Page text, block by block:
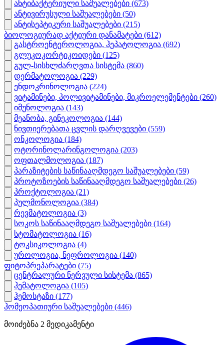
ანტიბაქტერიული საშუალებები (673)
ანტივირუსული საშუალებები (50)
ანტისეპტიკური საშუალებები (215)
ბიოლოგიურად აქტიური დანამატები (612)
გასტროენტეროლოგია, ჰეპატოლოგია (692)
გლუკოკორტიკოიდები (125)
გულ-სისხლძარღვთა სისტემა (860)
დერმატოლოგია (229)
ენდოკრინოლოგია (224)
ვიტამინები, პოლივიტამინები, მიკროელემენტები (260)
იმუნოლოგია (143)
მეანობა, გინეკოლოგია (144)
ნივთიერებათა ცვლის დარღვევები (559)
ონკოლოგია (184)
ოტორინოლარინგოლოგია (203)
ოფთალმოლოგია (187)
პარაზიტების საწინააღმდეგო საშუალებები (59)
პროტოზოების საწინააღმდეგო საშუალებები (26)
პროქტოლოგია (21)
პულმონოლოგია (384)
რევმატოლოგია (3)
სოკოს საწინააღმდეგო საშუალებები (164)
სტომატოლოგია (16)
ტოკსიკოლოგია (4)
უროლოგია, ნეფროლოგია (140)
ფიტოპრეპარატები (75)
ცენტრალური ნერვული სისტემა (865)
ჰემატოლოგია (105)
ჰემოსტაზი (177)
ჰომეოპათიური საშუალებები (446)
მოიძებნა 2 მედიკამენტი